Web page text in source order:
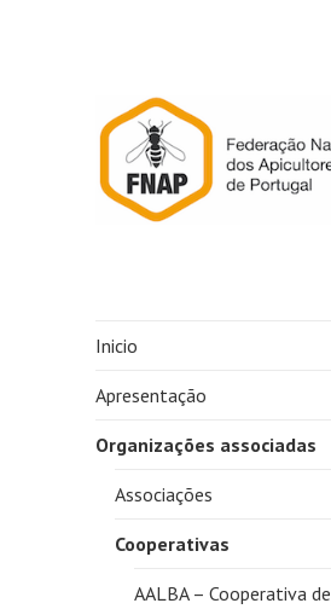
Inicio
Apresentação
Organizações associadas
Associações
Cooperativas
AALBA – Cooperativa de